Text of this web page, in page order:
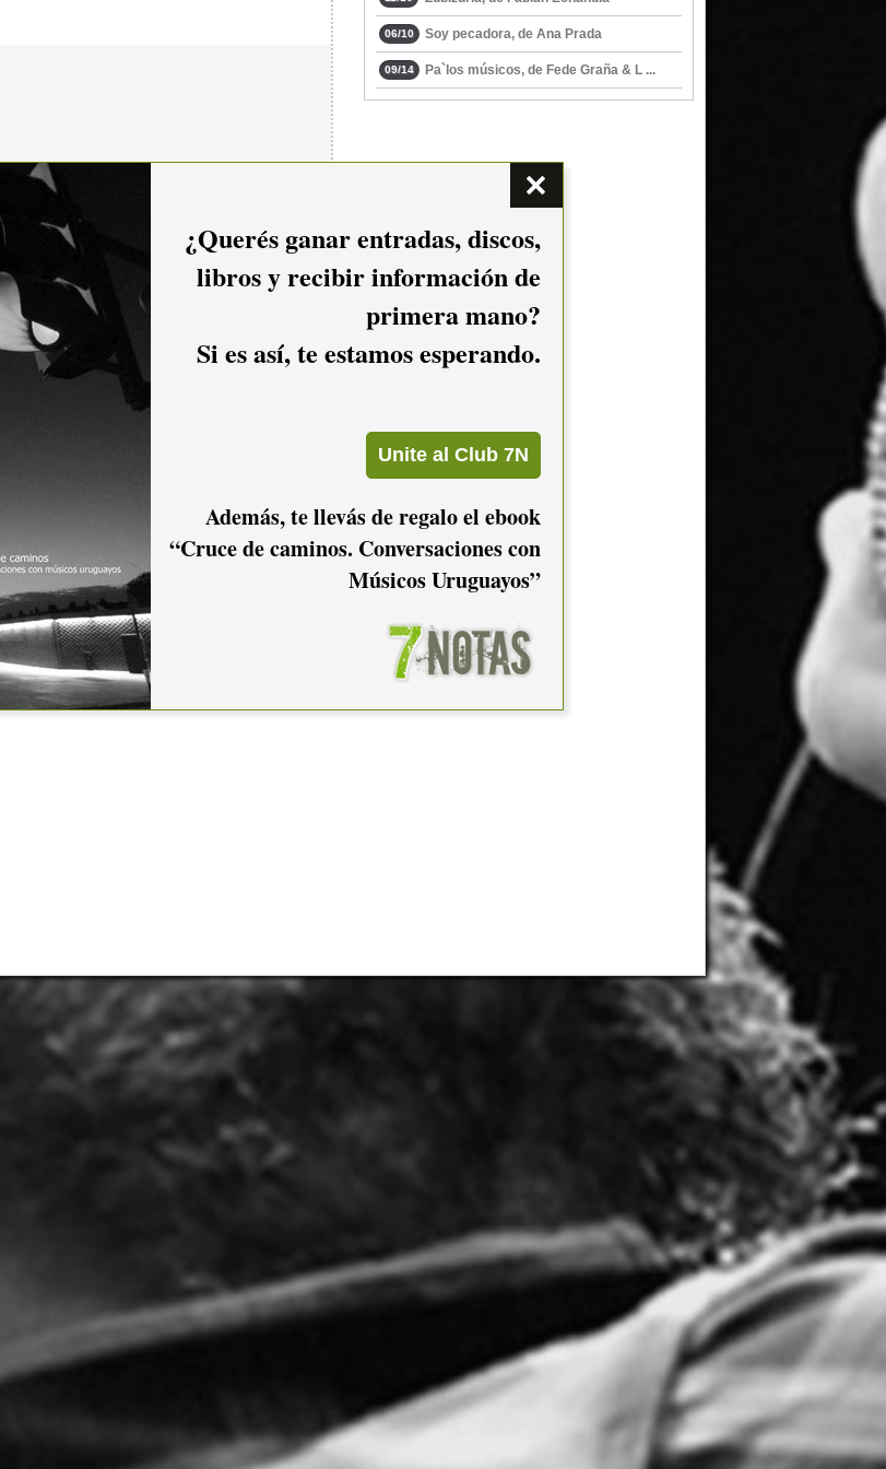
06/10 Soy pecadora, de Ana Prada
09/14 Pa`los músicos, de Fede Graña & L ...
¿Querés ganar entradas, discos,
libros y recibir información de
primera mano?
Si es así, te estamos esperando.
Además, te llevás de regalo el ebook
“Cruce de caminos. Conversaciones con
Músicos Uruguayos”